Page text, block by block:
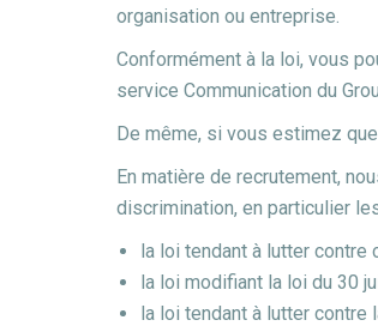
organisation ou entreprise.
Conformément à la loi, vous
service Communication du
De même, si vous estimez
En matière de recrutement,
discrimination, en particulier
la loi tendant à lutter
la loi modifiant la loi du 30
la loi tendant à lutter